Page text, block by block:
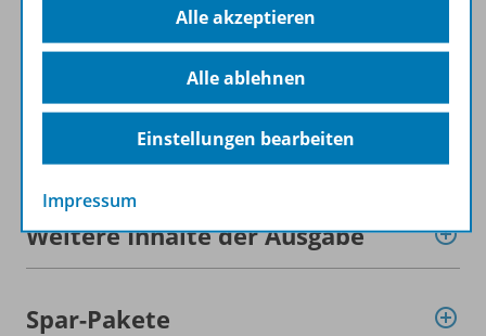
Informationen
Beschreibung
Weitere Inhalte der Ausgabe
Spar-Pakete
Alle akzeptieren
Alle ablehnen
Einstellungen bearbeiten
Impressum